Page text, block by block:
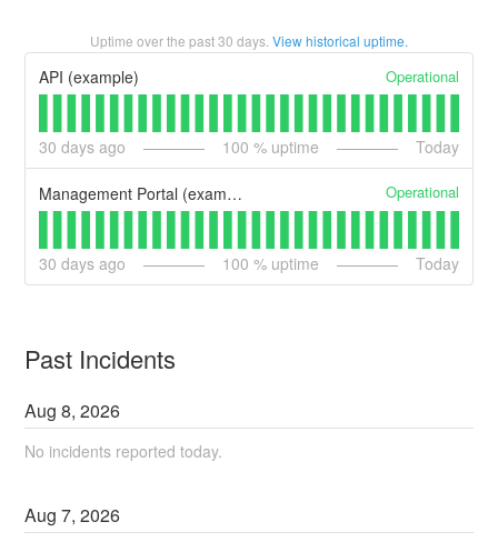
Uptime over the past30 days. View historical uptime.
API (example) Operational
30 days ago 100 % uptime Today
Management Portal (example) Operational
30 days ago 100 % uptime Today
Past Incidents
Aug8,2026
No incidents reported today.
Aug7,2026